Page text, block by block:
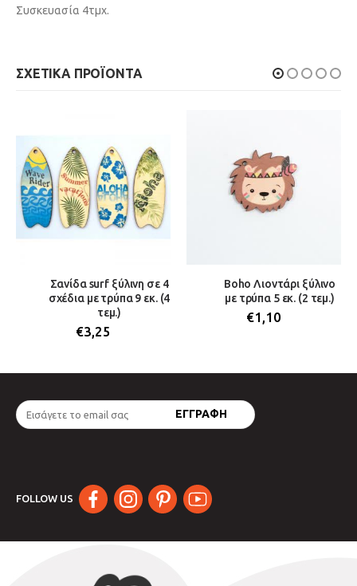
Συσκευασία 4τμχ.
ΣΧΕΤΙΚΆ ΠΡΟΪΌΝΤΑ
Σανίδα surf ξύλινη σε 4
σχέδια με τρύπα 9 εκ. (4
τεμ.)
€3,25
Boho Λιοντάρι ξύλινο
με τρύπα 5 εκ. (2 τεμ.)
€1,10
FOLLOW US